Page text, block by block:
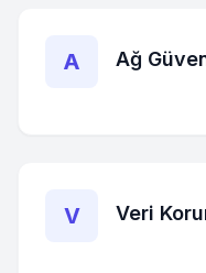
A Ağ
V Veri